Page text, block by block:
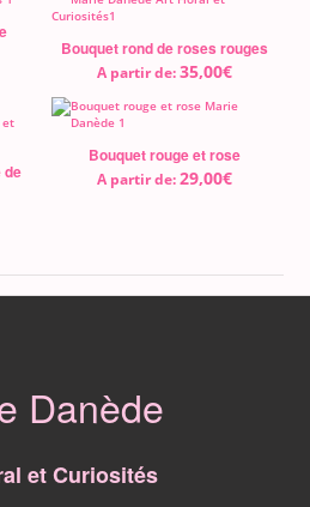
Bouquet rond de roses rouges
A partir de:35,00€
de
Bouquet rouge et rose
A partir de:29,00€
Danède
et Curiosités